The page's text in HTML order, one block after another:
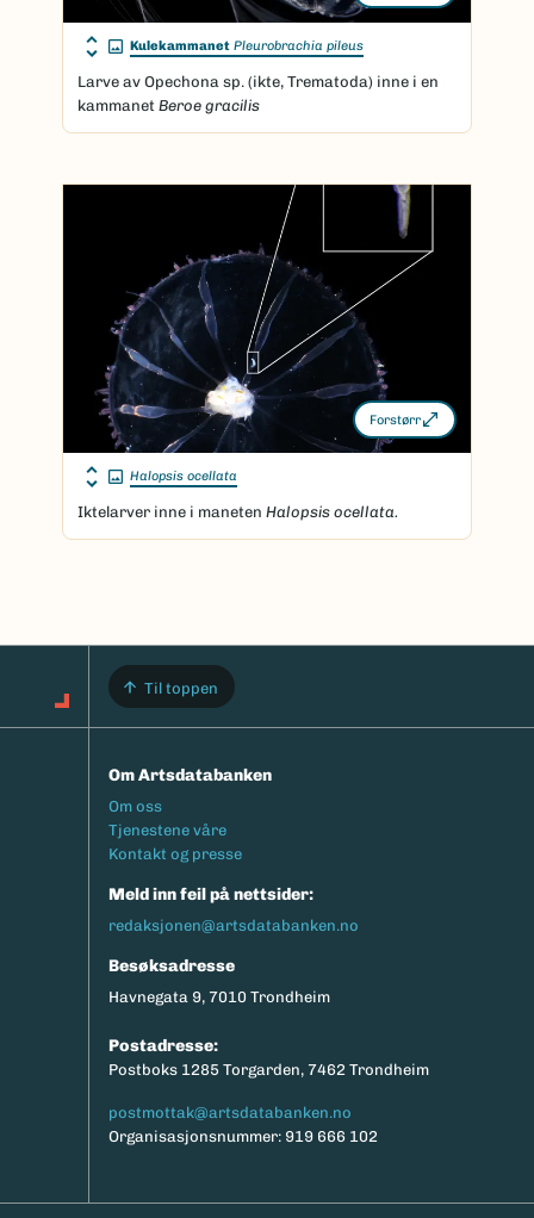
Kulekammanet Pleurobrachia pileus
Larve av Opechona sp. (ikte, Trematoda) inne i en
kammanet Beroe gracilis
Forstørr
Halopsis ocellata
Iktelarver inne i maneten Halopsis ocellata.
Til toppen
Om Artsdatabanken
Footermeny
Om oss
Tjenestene våre
Kontakt og presse
Meld inn feil på nettsider:
redaksjonen@artsdatabanken.no
Besøksadresse
Havnegata 9, 7010 Trondheim
Postadresse:
Postboks 1285 Torgarden, 7462 Trondheim
postmottak@artsdatabanken.no
Organisasjonsnummer: 919 666 102